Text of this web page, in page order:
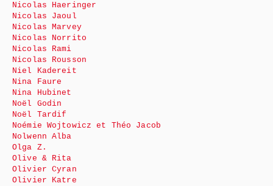
Nicolas Haeringer
Nicolas Jaoul
Nicolas Marvey
Nicolas Norrito
Nicolas Rami
Nicolas Rousson
Niel Kadereit
Nina Faure
Nina Hubinet
Noël Godin
Noël Tardif
Noémie Wojtowicz et Théo Jacob
Nolwenn Alba
Olga Z.
Olive & Rita
Olivier Cyran
Olivier Katre